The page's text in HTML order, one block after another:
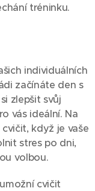
tréninku.
individuálních
začínáte den s
zlepšit svůj
vás ideální. Na
když je vaše
stres po dni,
volbou.
cvičit